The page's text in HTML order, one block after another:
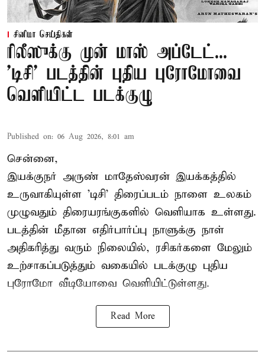
சினிமா செய்திகள்
ரிலீஸுக்கு முன் மாஸ் அப்டேட்...
'டிசி' படத்தின் புதிய புரோமோவை
வெளியிட்ட படக்குழு
Published on: 06 Aug 2026, 8:01 am
சென்னை,
இயக்குநர் அருண் மாதேஸ்வரன் இயக்கத்தில்
உருவாகியுள்ள 'டிசி' திரைப்படம் நாளை உலகம்
முழுவதும் திரையரங்குகளில் வெளியாக உள்ளது.
படத்தின் மீதான எதிர்பார்ப்பு நாளுக்கு நாள்
அதிகரித்து வரும் நிலையில், ரசிகர்களை மேலும்
உற்சாகப்படுத்தும் வகையில் படக்குழு புதிய
புரோமோ வீடியோவை வெளியிட்டுள்ளது.
Read More